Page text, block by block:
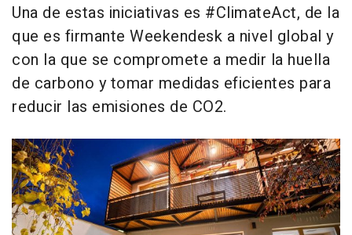
Una de estas iniciativas es #ClimateAct, de la
que es firmante Weekendesk a nivel global y
con la que se compromete a medir la huella
de carbono y tomar medidas eficientes para
reducir las emisiones de CO2.